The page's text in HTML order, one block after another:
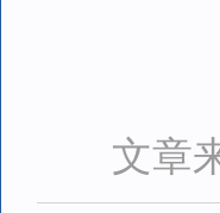
文章